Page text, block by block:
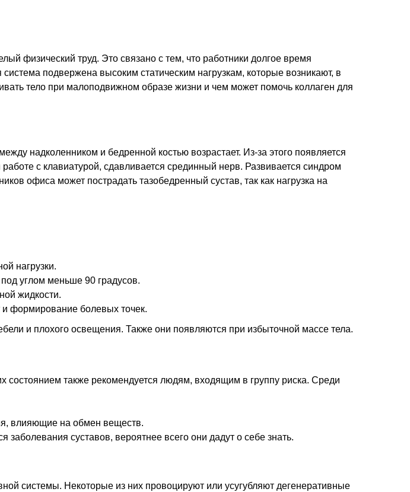
физический труд. Это связано с тем, что работники долгое время
подвержена высоким статическим нагрузкам, которые возникают, в
тело при малоподвижном образе жизни и чем может помочь коллаген для
надколенником и бедренной костью возрастает. Из-за этого появляется
с клавиатурой, сдавливается срединный нерв. Развивается синдром
офиса может пострадать тазобедренный сустав, так как нагрузка на
нагрузки.
углом меньше 90 градусов.
жидкости.
формирование болевых точек.
и плохого освещения. Также они появляются при избыточной массе тела.
состоянием также рекомендуется людям, входящим в группу риска. Среди
влияющие на обмен веществ.
суставов, вероятнее всего они дадут о себе знать.
системы. Некоторые из них провоцируют или усугубляют дегенеративные